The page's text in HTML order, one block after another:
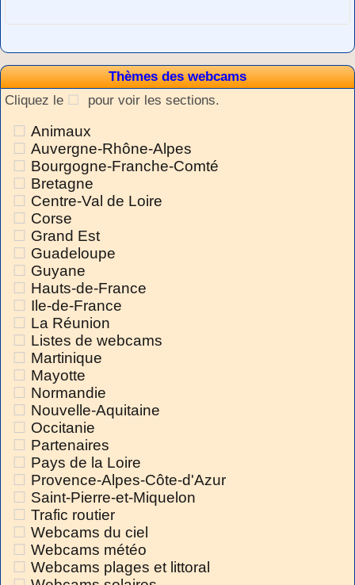
Thèmes des webcams
Cliquez le
pour voir les sections.
Animaux
Auvergne-Rhône-Alpes
Bourgogne-Franche-Comté
Bretagne
Centre-Val de Loire
Corse
Grand Est
Guadeloupe
Guyane
Hauts-de-France
Ile-de-France
La Réunion
Listes de webcams
Martinique
Mayotte
Normandie
Nouvelle-Aquitaine
Occitanie
Partenaires
Pays de la Loire
Provence-Alpes-Côte-d'Azur
Saint-Pierre-et-Miquelon
Trafic routier
Webcams du ciel
Webcams météo
Webcams plages et littoral